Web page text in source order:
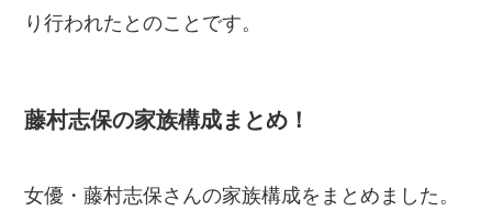
り行われたとのことです。
藤村志保の家族構成まとめ！
女優・藤村志保さんの家族構成をまとめました。